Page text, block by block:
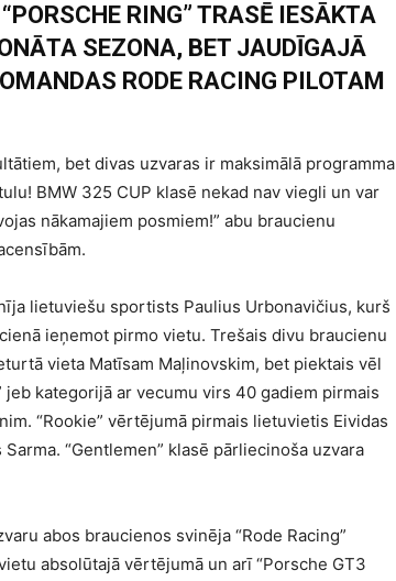
RING” TRASĒ IESĀKTA
SEZONA, BET JAUDĪGAJĀ
RODE RACING PILOTAM
bet divas uzvaras ir maksimālā programma
BMW 325 CUP klasē nekad nav viegli un var
nākamajiem posmiem!” abu braucienu
lietuviešu sportists Paulius Urbonavičius, kurš
ieņemot pirmo vietu. Trešais divu braucienu
vieta Matīsam Maļinovskim, bet piektais vēl
kategorijā ar vecumu virs 40 gadiem pirmais
“Rookie” vērtējumā pirmais lietuvietis Eividas
“Gentlemen” klasē pārliecinoša uzvara
abos braucienos svinēja “Rode Racing”
absolūtajā vērtējumā un arī “Porsche GT3